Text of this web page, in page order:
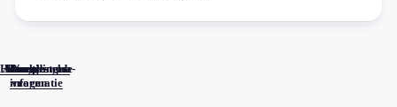
Home
Actueel
Uitzendingen
Reacties
Programma-
informatie
Veelgestelde
vragen